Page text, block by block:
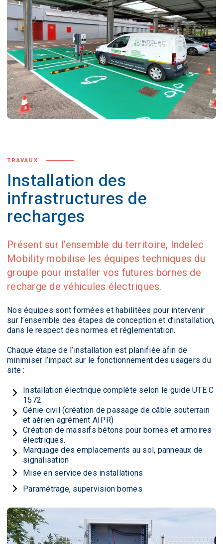
TRAVAUX
Installation des
infrastructures de
recharges
Présent sur l’ensemble du territoire, Indelec
Mobility mobilise les équipes techniques du
groupe pour installer vos futures bornes de
recharge de véhicules électriques.
Nos équipes sont formées et habilitées pour intervenir
sur l’ensemble des étapes de conception et d’installation,
dans le respect des normes et réglementation.
Chaque étape de l’installation est planifiée afin de
minimiser l’impact sur le fonctionnement des usagers du
site :
Installation électrique complète selon le guide UTE C
1572
Génie civil (création de passage de câble souterrain
et aérien agrément AIPR)
Création de massifs bétons pour bornes et armoires
électriques.
Marquage des emplacements au sol, panneaux de
signalisation
Mise en service des installations
Paramétrage, supervision bornes